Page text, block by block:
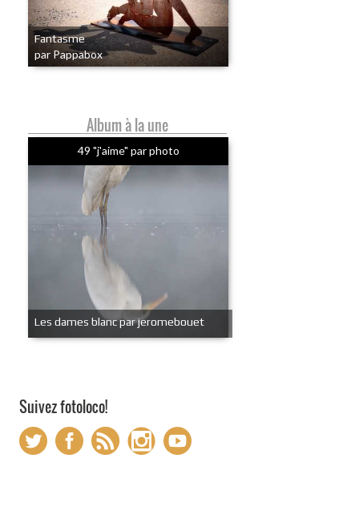
Fantasme
par Pappabox
Album à la une
49 "j'aime" par photo
Les dames blanc par jeromebouet
Suivez fotoloco!